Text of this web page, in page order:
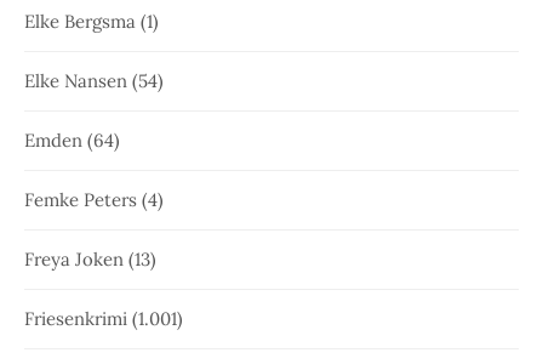
Elke Bergsma (1)
Elke Nansen (54)
Emden (64)
Femke Peters (4)
Freya Joken (13)
Friesenkrimi (1.001)